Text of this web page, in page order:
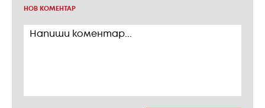
НОВ КОМЕНТАР